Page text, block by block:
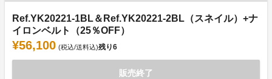
Ref.YK20221-1BL＆Ref.YK20221-2BL（スネイル）+ナ
イロンベルト（25％OFF）
¥56,100 (税込/送料込)残り6
販売終了